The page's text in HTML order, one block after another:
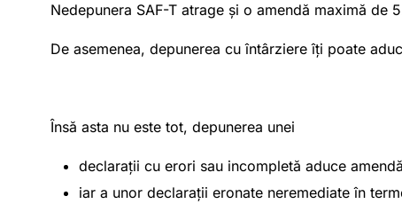
Nedepunera SAF-T atrage și o amendă maximă de
De asemenea, depunerea cuîntârziere îți poate
Însă asta nu este tot, depunerea unei
declarații cu erori sau incompletă aduce
iar a unor declarații eronate neremediate în